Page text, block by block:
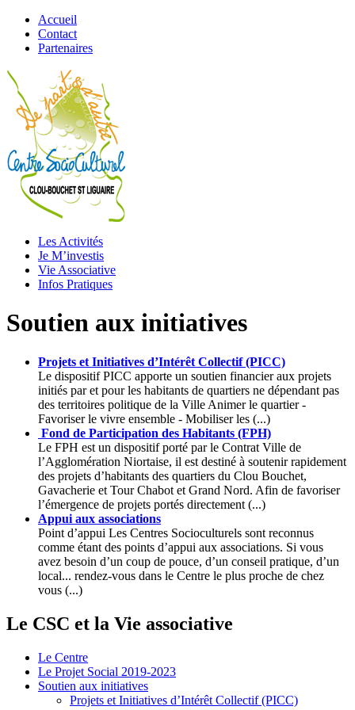
Accueil
Contact
Partenaires
Les Activités
Je M’investis
Vie Associative
Infos Pratiques
Soutien aux initiatives
Projets et Initiatives d’Intérêt Collectif (PICC)
Le dispositif PICC apporte un soutien financier aux projets
initiés par et pour les habitants de quartiers ne dépendant pas
des territoires politique de la Ville Animer le quartier -
Favoriser le vivre ensemble - Mobiliser les (...)
Fond de Participation des Habitants (FPH)
Le FPH est un dispositif porté par le Contrat Ville de
l’Agglomération Niortaise, il est destiné à soutenir rapidement
des projets d’habitants des quartiers du Clou Bouchet,
Gavacherie et Tour Chabot et Grand Nord. Afin de favoriser
l’émergence de projets portés directement (...)
Appui aux associations
Point d’appui Les Centres Socioculturels sont reconnus
comme étant des points d’appui aux associations. Si vous
avez besoin d’un coup de pouce, d’un conseil pratique, d’un
local... rendez-vous dans le Centre le plus proche de chez
vous (...)
Le CSC et la Vie associative
Le Centre
Le Projet Social 2019-2023
Soutien aux initiatives
Projets et Initiatives d’Intérêt Collectif (PICC)